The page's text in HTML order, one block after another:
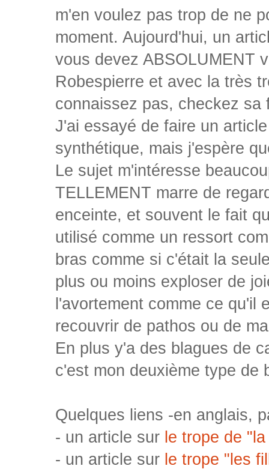
m'en voulez pas trop de ne
moment. Aujourd'hui, un
vous devez ABSOLUMENT
Robespierre et avec la très
connaissez pas, checkez sa
J'ai essayé de faire un
synthétique, mais j'espère
Le sujet m'intéresse
TELLEMENT marre de
enceinte, et souvent le fait
utilisé comme un ressort
bras comme si c'était la
plus ou moins exploser de
l'avortement comme ce qu'il
recouvrir de pathos ou de
En plus y'a des blagues de
c'est mon deuxième type de
Quelques liens -en anglais,
- un article sur le trope de
- un article sur le trope "les